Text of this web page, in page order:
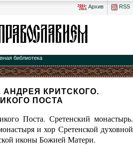
Архив RSS
библиотека
КРИТСКОГО.
ПОСТА
Поста. Сретенский монастырь.
и хор Сретенской духовной
иконы Божией Матери.